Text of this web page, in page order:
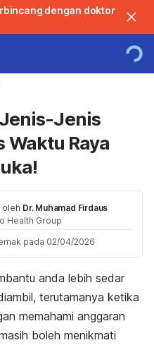
dengan doktor
Jenis
Waktu Raya
oleh Dr. Muhamad Firdaus
Health Group
pada 02/04/2026
anda lebih sedar
terutamanya ketika
memahami anggaran
boleh menikmati